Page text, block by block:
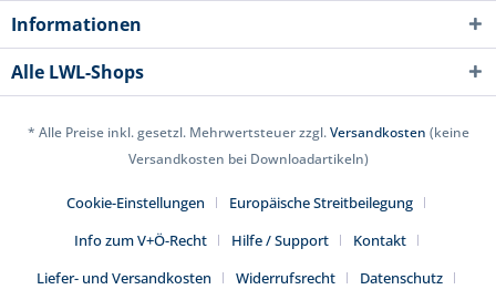
Informationen
Alle LWL-Shops
* Alle Preise inkl. gesetzl. Mehrwertsteuer zzgl.Versandkosten (keine
Versandkosten bei Downloadartikeln)
Cookie-Einstellungen
Europäische Streitbeilegung
Info zum V+Ö-Recht
Hilfe / Support
Kontakt
Liefer- und Versandkosten
Widerrufsrecht
Datenschutz